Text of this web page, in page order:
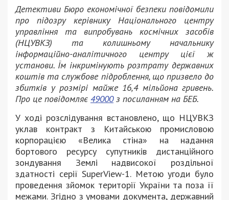
Детективи Бюро економічної безпеки повідомили
про підозру керівнику Національного центру
управління та випробувань космічних засобів
(НЦУВКЗ) та колишньому начальнику
інформаційно-аналітичного центру цієї ж
установи. Їм інкримінують розтрату державних
коштів та службове підроблення, що призвело до
збитків у розмірі майже 16,4 мільйона гривень.
Про це повідомляє 49000з посиланням на БЕБ.
У ході розслідування встановлено, що НЦУВКЗ
уклав контракт з Китайською промисловою
корпорацією «Велика стіна» на надання
бортового ресурсу супутників дистанційного
зондування Землі надвисокої роздільної
здатності серії SuperView-1. Метою угоди було
проведення зйомок території України та поза її
межами. Згідно з умовами документа, державний